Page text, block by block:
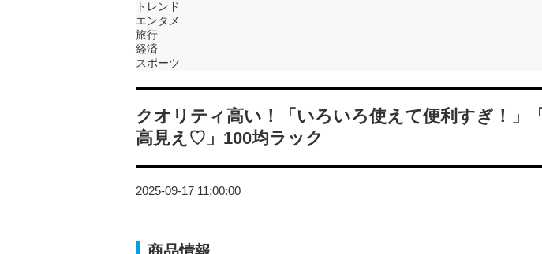
トレンド
エンタメ
旅行
経済
スポーツ
クオリティ高い！「いろいろ使えて便利すぎ！」
高見え♡」100均ラック
2025-09-17 11:00:00